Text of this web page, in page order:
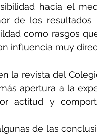
hacia el
de los
como rasgos
influencia muy
la revista del
apertura a la
actitud y
de las